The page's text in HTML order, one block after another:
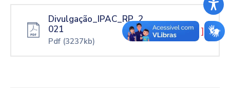
Divulgação_IPAC_RP_2
021
Pdf (3237kb)
[ download ]